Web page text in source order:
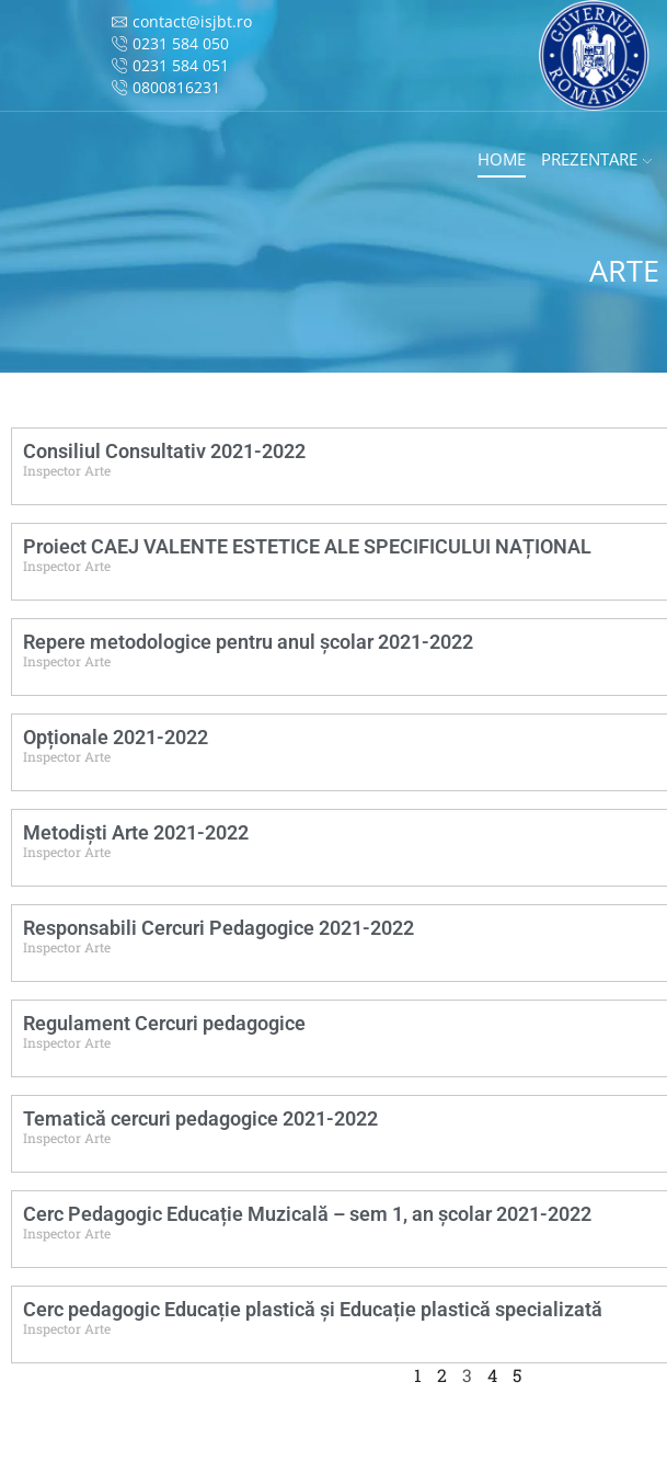
contact@isjbt.ro
0231 584 050
0231 584 051
0800816231
HOME PREZENTARE
ARTE
Consiliul Consultativ 2021-2022
Inspector Arte
Proiect CAEJ VALENTE ESTETICE ALE SPECIFICULUI NAȚIONAL
Inspector Arte
Repere metodologice pentru anul școlar 2021-2022
Inspector Arte
Opționale 2021-2022
Inspector Arte
Metodiști Arte 2021-2022
Inspector Arte
Responsabili Cercuri Pedagogice 2021-2022
Inspector Arte
Regulament Cercuri pedagogice
Inspector Arte
Tematică cercuri pedagogice 2021-2022
Inspector Arte
Cerc Pedagogic Educație Muzicală – sem 1, an școlar 2021-2022
Inspector Arte
Cerc pedagogic Educație plastică și Educație plastică specializată
Inspector Arte
1 2 3 4 5